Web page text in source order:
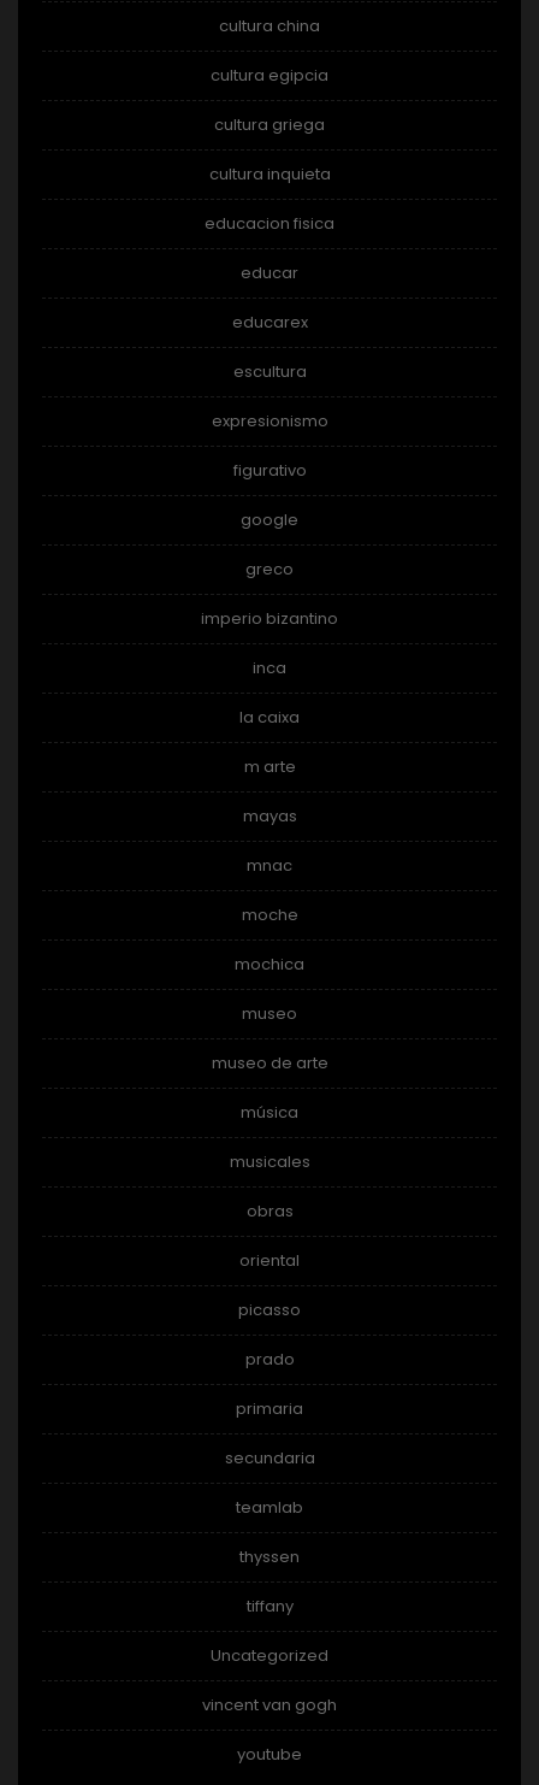
cultura china
cultura egipcia
cultura griega
cultura inquieta
educacion fisica
educar
educarex
escultura
expresionismo
figurativo
google
greco
imperio bizantino
inca
la caixa
m arte
mayas
mnac
moche
mochica
museo
museo de arte
música
musicales
obras
oriental
picasso
prado
primaria
secundaria
teamlab
thyssen
tiffany
Uncategorized
vincent van gogh
youtube